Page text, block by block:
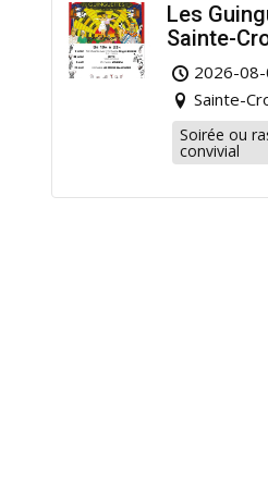
Les
Sainte-
Rendez-
Dansants
Prolonger
2026-
Sainte-
Soirée ou
convivial